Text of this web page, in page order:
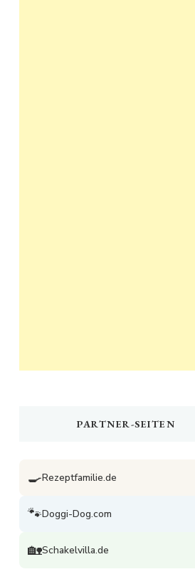
PARTNER-SEITEN
🍳Rezeptfamilie.de
🐾Doggi-Dog.com
🏡Schakelvilla.de